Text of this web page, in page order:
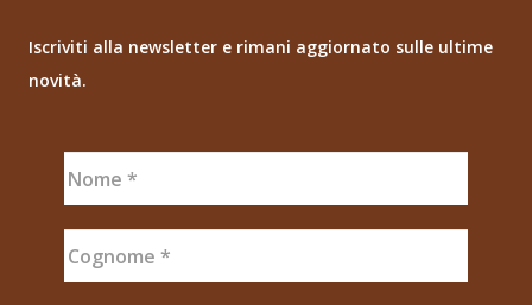
Iscriviti alla newsletter e rimani aggiornato sulle ultime
novità.